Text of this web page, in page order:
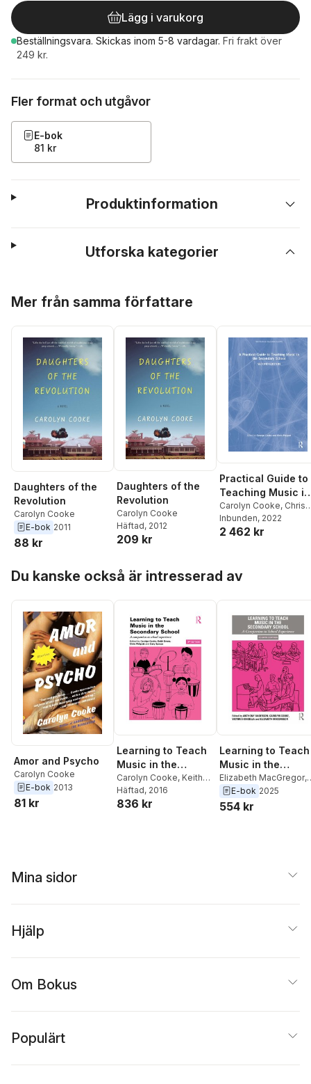
Lägg i varukorg
Beställningsvara. Skickas inom 5-8 vardagar. Fri frakt över
249 kr.
Fler format och utgåvor
E-bok
81 kr
Produktinformation
Utforska kategorier
Mer från samma författare
Daughters of the
Revolution
Carolyn Cooke
E-bok 2011
88 kr
Daughters of the
Revolution
Carolyn Cooke
Häftad, 2012
209 kr
Practical Guide to
Teaching Music in
the Secondary
School
Carolyn Cooke, Chris
Philpott
Inbunden, 2022
2 462 kr
Du kanske också är intresserad av
Amor and Psycho
Carolyn Cooke
E-bok 2013
81 kr
Learning to Teach
Music in the
Secondary School
Carolyn Cooke, Keith
Evans,Chris Philpott
Gary Spruce
Häftad, 2016
836 kr
Learning to Teach
Music in the
Secondary School
Elizabeth MacGregor,
Victoria Kinsella
Carolyn Cooke
E-bok 2025
554 kr
Mina sidor
Hjälp
Om Bokus
Populärt